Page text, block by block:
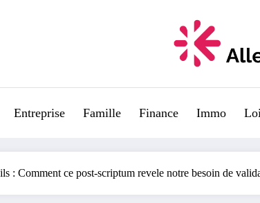
Entreprise Famille Finance Immo
: Comment ce post-scriptum revele notre besoin de